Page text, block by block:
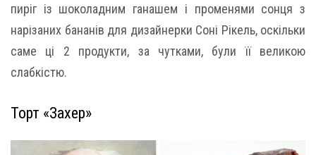
пиріг із шоколадним ганашем і променями сонця з
нарізаних бананів для дизайнерки Соні Рікель, оскільки
саме ці 2 продукти, за чутками, були її великою
слабкістю.
Торт «Захер»